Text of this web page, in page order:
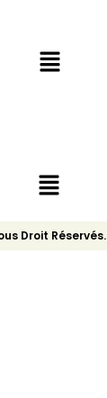
Droit Réservés.